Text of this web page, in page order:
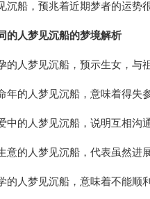
沉船，预兆着近期梦者的运势
的人梦见沉船的梦境解析
的人梦见沉船，预示生女，与
年的人梦见沉船，意味着得失
中的人梦见沉船，说明互相沟
意的人梦见沉船，代表虽然进
的人梦见沉船，意味着不能顺